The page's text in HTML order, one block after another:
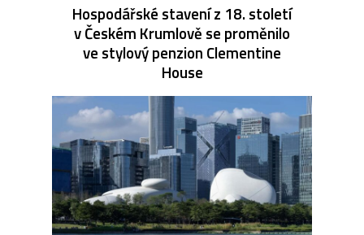
Hospodářské stavení z 18. století
v Českém Krumlově se proměnilo
ve stylový penzion Clementine
House